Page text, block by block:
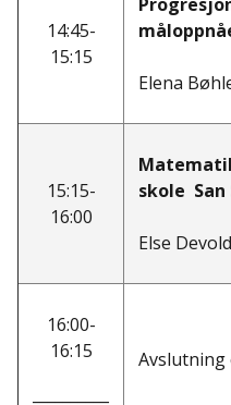
14:45-
15:15
Elena
15:15-
16:00
skole San
Else
16:00-
16:15
Avslutning